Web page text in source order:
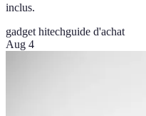
inclus.
gadget hitechguide d'achat
Aug 4